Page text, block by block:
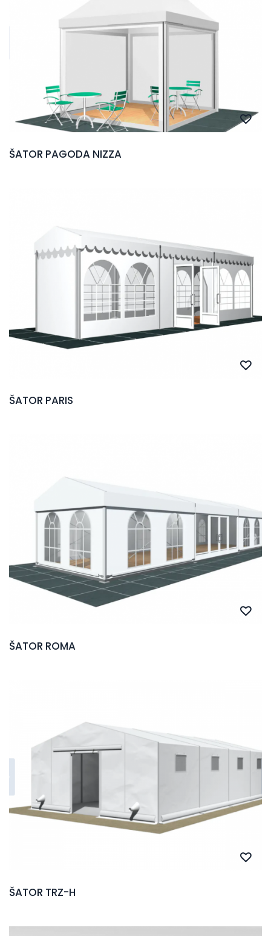
ŠATOR PAGODA NIZZA
ŠATOR PARIS
ŠATOR ROMA
ŠATOR TRZ-H